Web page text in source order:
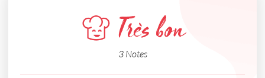
Très bon
3 Notes